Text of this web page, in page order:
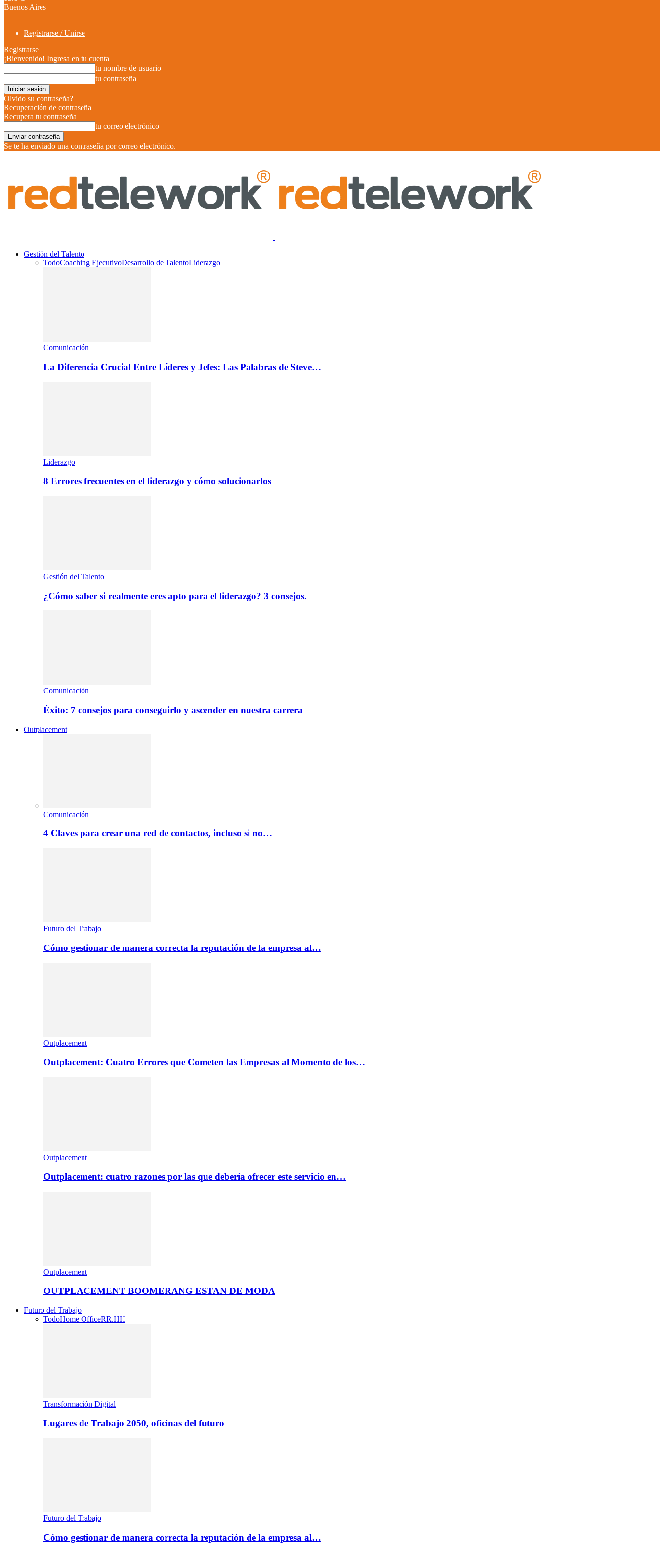
Buenos Aires
Registrarse / Unirse
Registrarse
¡Bienvenido! Ingresa en tu cuenta
tu nombre de usuario
tu contraseña
Olvido su contraseña?
Recuperación de contraseña
Recupera tu contraseña
tu correo electrónico
Se te ha enviado una contraseña por correo electrónico.
Gestión del Talento
TodoCoaching EjecutivoDesarrollo de TalentoLiderazgo
Comunicación
La Diferencia Crucial Entre Líderes y Jefes: Las Palabras de Steve…
Liderazgo
8 Errores frecuentes en el liderazgo y cómo solucionarlos
Gestión del Talento
¿Cómo saber si realmente eres apto para el liderazgo? 3 consejos.
Comunicación
Éxito: 7 consejos para conseguirlo y ascender en nuestra carrera
Outplacement
Comunicación
4 Claves para crear una red de contactos, incluso si no…
Futuro del Trabajo
Cómo gestionar de manera correcta la reputación de la empresa al…
Outplacement
Outplacement: Cuatro Errores que Cometen las Empresas al Momento de los…
Outplacement
Outplacement: cuatro razones por las que debería ofrecer este servicio en…
Outplacement
OUTPLACEMENT BOOMERANG ESTAN DE MODA
Futuro del Trabajo
TodoHome OfficeRR.HH
Transformación Digital
Lugares de Trabajo 2050, oficinas del futuro
Futuro del Trabajo
Cómo gestionar de manera correcta la reputación de la empresa al…